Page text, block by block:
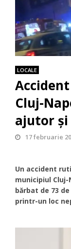
LOCALE
Cluj-
ajutor și
17 februarie
Un accident
municipiul
bărbat de 73
printr-un loc